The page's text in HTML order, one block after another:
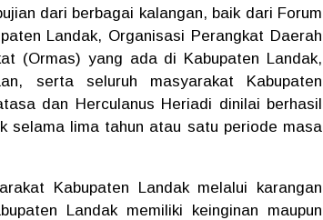
dari berbagai kalangan, baik dari Forum
Landak, Organisasi Perangkat Daerah
(Ormas) yang ada di Kabupaten Landak,
serta seluruh masyarakat Kabupaten
dan Herculanus Heriadi dinilai berhasil
selama lima tahun atau satu periode masa
Kabupaten Landak melalui karangan
Landak memiliki keinginan maupun